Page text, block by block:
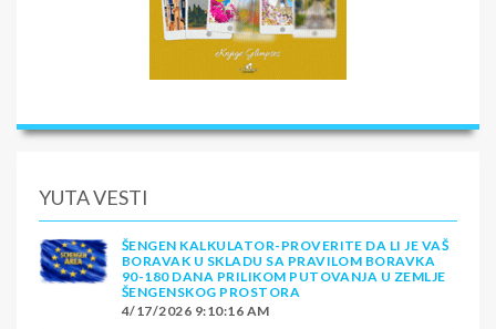
YUTA VESTI
ŠENGEN KALKULATOR-PROVERITE DA LI JE VAŠ
BORAVAK U SKLADU SA PRAVILOM BORAVKA
90-180 DANA PRILIKOM PUTOVANJA U ZEMLJE
ŠENGENSKOG PROSTORA
4/17/2026 9:10:16 AM